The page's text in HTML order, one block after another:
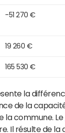
-51 270 €
19 260 €
165 530 €
la
de la
la commune. Le
Il résulte de